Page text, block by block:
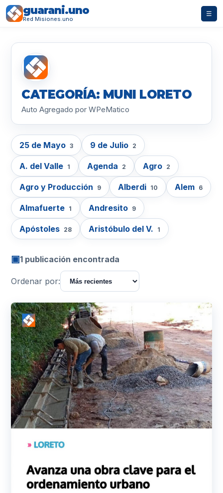
guarani.uno
Red Misiones.uno
☰
CATEGORÍA: MUNI LORETO
Auto Agregado por WPeMatico
25 de Mayo 3 9 de Julio 2
A. del Valle 1 Agenda 2 Agro 2
Agro y Producción 9 Alberdi 10 Alem 6
Almafuerte 1 Andresito 9
Apóstoles 28 Aristóbulo del V. 1
▣1 publicación encontrada
Ordenar por: